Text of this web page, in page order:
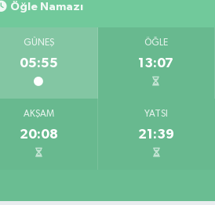
Öğle Namazı
GÜNEŞ
05:55
ÖĞLE
13:07
AKŞAM
20:08
YATSI
21:39